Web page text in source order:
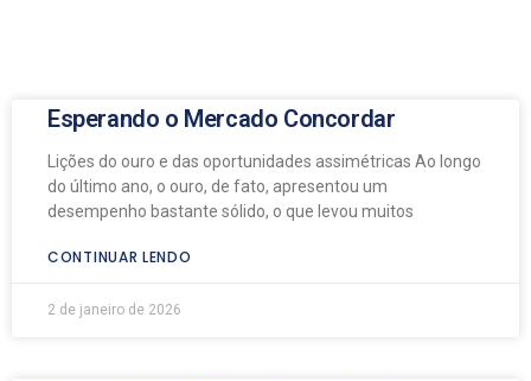
Esperando o Mercado Concordar
Lições do ouro e das oportunidades assimétricas Ao longo
do último ano, o ouro, de fato, apresentou um
desempenho bastante sólido, o que levou muitos
CONTINUAR LENDO
2 de janeiro de 2026